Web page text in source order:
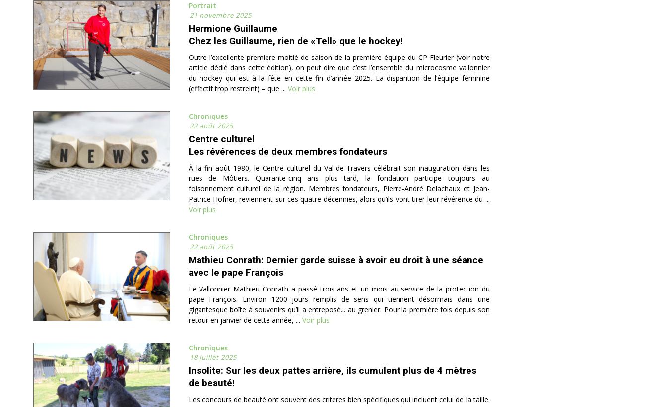
Portrait
21 novembre 2025
Hermione Guillaume
Chez les Guillaume, rien de «Tell» que le hockey!
Outre l’excellente première moitié de saison de la première équipe du CP Fleurier (voir notre
article dédié dans cette édition), on peut dire que c’est l’ensemble du microcosme vallonnier
du hockey qui est à la fête en cette fin d’année 2025. La disparition de l’équipe féminine
(effectif trop restreint) – que ... Voir plus
Chroniques
22 août 2025
Centre culturel
Les révérences de deux membres fondateurs
À la fin août 1980, le Centre culturel du Val-de-Travers célébrait son inauguration dans les
rues de Môtiers. Quarante-cinq ans plus tard, la fondation participe toujours au
foisonnement culturel de la région. Membres fondateurs, Pierre-André Delachaux et Jean-
Patrice Hofner, reviennent sur ces quatre décennies, alors qu’ils vont tirer leur révérence du ...
Voir plus
Chroniques
22 août 2025
Mathieu Conrath: Dernier garde suisse à avoir eu droit à une séance
avec le pape François
Le Vallonnier Mathieu Conrath a passé trois ans et un mois au service de la protection du
pape François. Environ 1200 jours remplis de sens qui tiennent désormais dans une
gigantesque boîte à souvenirs qu’il a entreposé... au grenier. Pour la première fois depuis son
retour en janvier de cette année, ... Voir plus
Chroniques
18 juillet 2025
Insolite: Sur les deux pattes arrière, ils cumulent plus de 4 mètres
de beauté!
Les concours de beauté ont souvent des critères bien spécifiques qui incluent celui de la taille.